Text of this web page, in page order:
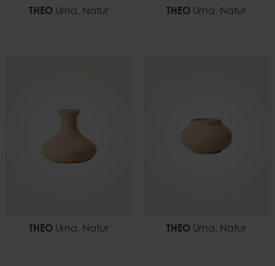
THEO Urna, Natur THEO Urna, Natur
THEO Urna, Natur THEO Urna, Natur